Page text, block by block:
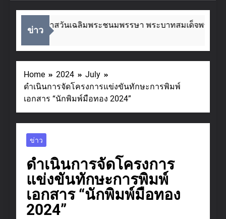
ข่าว
เนื่องในโอกาสวันเฉลิมพระชนมพรรษา พระบาทสมเด็จพระเจ้
Home 2024
July
ดำเนินการจัดโครงการแข่งขันทักษะการพิมพ์
เอกสาร “นักพิมพ์มือทอง 2024”
ข่าว
ดำเนินการจัดโครงการ
แข่งขันทักษะการพิมพ์
เอกสาร “นักพิมพ์มือทอง
2024”